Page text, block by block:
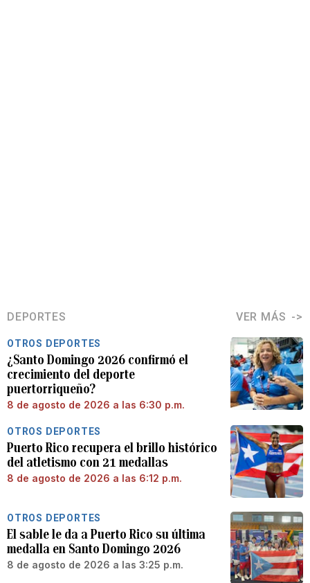
DEPORTES VER MÁS
OTROS DEPORTES
¿Santo Domingo 2026 confirmó el
crecimiento del deporte
puertorriqueño?
8 de agosto de 2026 a las 6:30 p.m.
OTROS DEPORTES
Puerto Rico recupera el brillo histórico
del atletismo con 21 medallas
8 de agosto de 2026 a las 6:12 p.m.
OTROS DEPORTES
El sable le da a Puerto Rico su última
medalla en Santo Domingo 2026
8 de agosto de 2026 a las 3:25 p.m.